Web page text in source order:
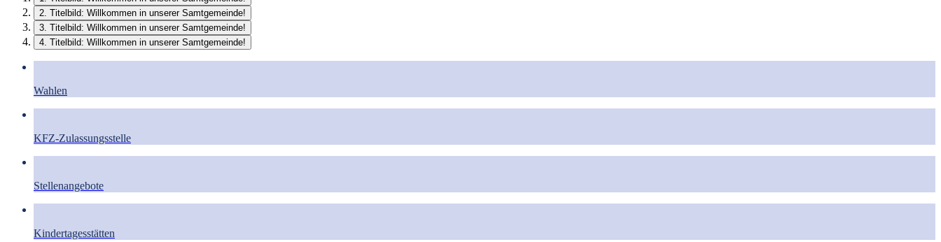
2. Titelbild: Willkommen in unserer Samtgemeinde!
3. Titelbild: Willkommen in unserer Samtgemeinde!
4. Titelbild: Willkommen in unserer Samtgemeinde!
Wahlen
KFZ-Zulassungsstelle
Stellenangebote
Kindertagesstätten